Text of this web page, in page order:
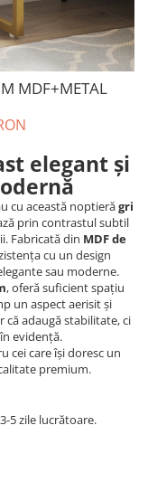
MDF+METAL
elegant și
cu această noptierăgri
prin contrastul subtil
Fabricată din MDF de
cu un design
sau moderne.
, oferă suficient spațiu
un aspect aerisit și
că adaugă stabilitate, ci
evidență.
cei care își doresc un
premium.
5 zile lucrătoare.